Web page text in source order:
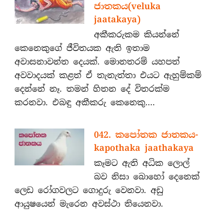
ජාතකය(veluka
jaatakaya)
අකීකරුකම කියන්නේ
කෙනෙකුගේ ජීවිතයක ඇති ඉතාම
අවාසනාවන්ත දෙයක්. මොනතරම් යහපත්
අවවාදයක් කළත් ඒ තැනැත්තා එයට ඇහුම්කම්
දෙන්නේ නෑ. තමන් හිතන දේ විතරක්ම
කරනවා. එබඳු අකීකරු කෙනෙකු....
042. කපෝතක ජාතකය-
kapothaka jaathakaya
කෑමට ඇති අධික ලොල්
බව නිසා බොහෝ දෙනෙක්
ලෙඩ රෝගවලට ගොදුරු වෙනවා. අඩු
ආයුෂයෙන් මැරෙන අවස්ථා තියෙනවා.